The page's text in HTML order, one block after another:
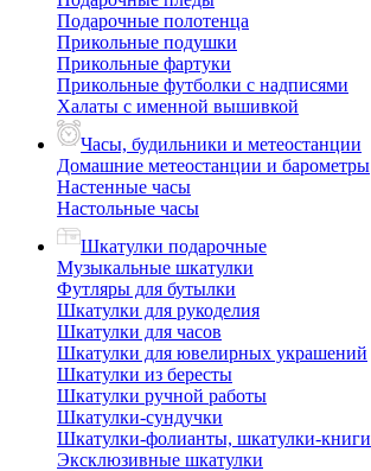
Подарочные полотенца
Прикольные подушки
Прикольные фартуки
Прикольные футболки с надписями
Халаты с именной вышивкой
Часы, будильники и метеостанции
Домашние метеостанции и барометры
Настенные часы
Настольные часы
Шкатулки подарочные
Музыкальные шкатулки
Футляры для бутылки
Шкатулки для рукоделия
Шкатулки для часов
Шкатулки для ювелирных украшений
Шкатулки из бересты
Шкатулки ручной работы
Шкатулки-сундучки
Шкатулки-фолианты, шкатулки-книги
Эксклюзивные шкатулки